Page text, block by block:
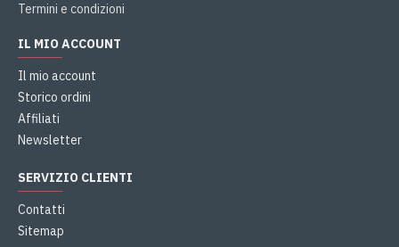
Termini e condizioni
IL MIO ACCOUNT
Il mio account
Storico ordini
Affiliati
Newsletter
SERVIZIO CLIENTI
Contatti
Sitemap